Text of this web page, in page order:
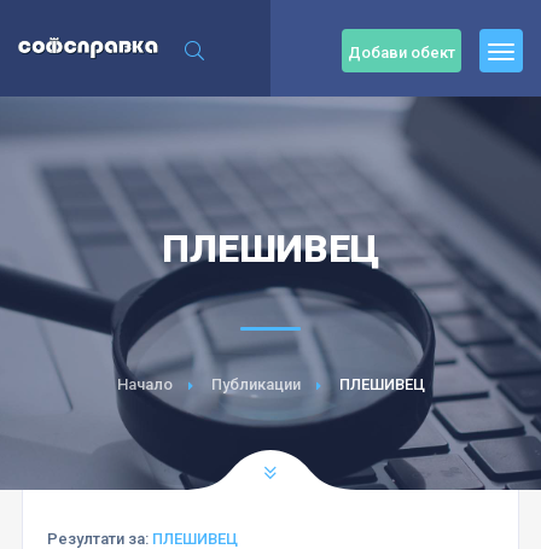
Добави обект
ПЛЕШИВЕЦ
Начало Публикации ПЛЕШИВЕЦ
Резултати за: ПЛЕШИВЕЦ